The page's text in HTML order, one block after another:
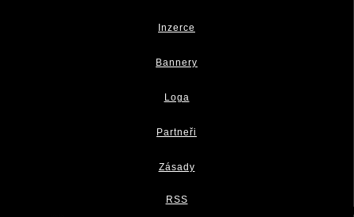
Inzerce
Bannery
Loga
Partneři
Zásady
RSS